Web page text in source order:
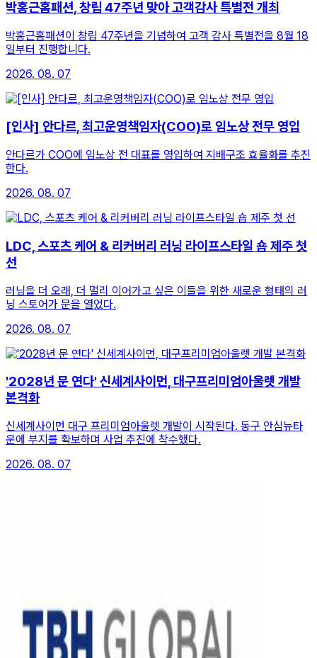
박홍근홈패션, 창립 47주년 맞아 고객감사 특별전 개최
박홍근홈패션이 창립 47주년을 기념하여 고객 감사 특별전을 8월 18
일부터 진행합니다.
2026. 08. 07
[인사] 안다르, 최고운영책임자(COO)로 임노상 전무 영입
안다르가 COO에 임노상 전 대표를 영입하여 지배구조 효율화를 추진
한다.
2026. 08. 07
LDC, 스포츠 케어 & 리커버리 러닝 라이프스타일 숍 제주 첫
선
러닝을 더 오래, 더 멀리 이어가고 싶은 이들을 위한 새로운 형태의 러
닝 스토어가 문을 열었다.
2026. 08. 07
'2028년 문 연다' 신세계사이먼, 대구프리미엄아울렛 개발
본격화
신세계사이먼 대구 프리미엄아울렛 개발이 시작된다. 동구 안심뉴타
운에 부지를 확보하며 사업 추진에 착수했다.
2026. 08. 07